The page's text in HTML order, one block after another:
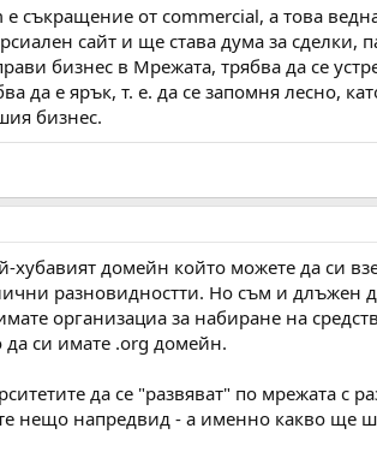
съкращение от commercial, а това
сайт и ще става дума за сделки,
бизнес в Мрежата, трябва да се
е ярък, т. е. да се запомня лесно,
бизнес.
хубавият домейн който можете да си
разновидностти. Но съм и
организациа за набиране на
си имате .org домейн.
да се "развяват" по мрежата с
нещо напредвид - а именно какво ще